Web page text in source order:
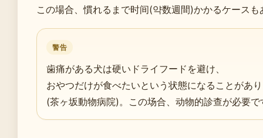
この場合、慣れるまで时间(약数週間)かかるケースも
警告
歯痛がある犬は硬いドライフードを避け、
おやつだけが食べたいという状態になることがあ
(茶ヶ坂動物病院)。この场合、动物的診查が必要で